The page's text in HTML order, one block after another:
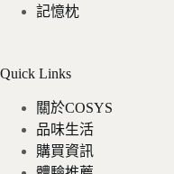
記憶枕
Quick Links
關於COSYS
品味生活
購買資訊